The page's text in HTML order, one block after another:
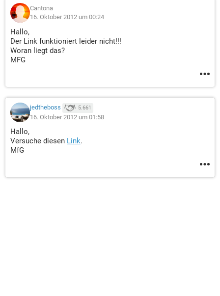
Cantona
16. Oktober 2012 um 00:24
Hallo,
Der Link funktioniert leider nicht!!!
Woran liegt das?
MFG
jedtheboss 5.661
16. Oktober 2012 um 01:58
Hallo,
Versuche diesen Link.
MfG